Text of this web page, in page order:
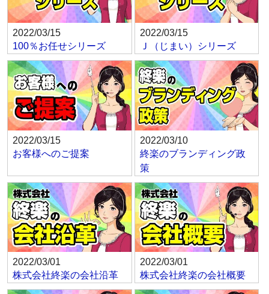
2022/03/15
100％お任せシリーズ
2022/03/15
Ｊ（じまい）シリーズ
2022/03/15
お客様へのご提案
2022/03/10
終楽のブランディング政
策
2022/03/01
株式会社終楽の会社沿革
2022/03/01
株式会社終楽の会社概要